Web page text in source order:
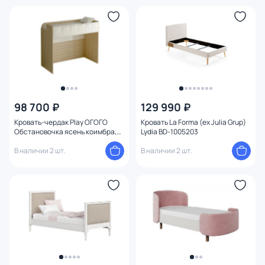
98 700 ₽
Кровать-чердак Play ОГОГО
Обстановочка ясень коимбра,
В наличии 2 шт.
129 990 ₽
Кровать La Forma (ex Julia Grup)
Lydia BD-1005203
В наличии 2 шт.
Материал каркаса
Тип опоры
Ширина (см)
Высота (см)